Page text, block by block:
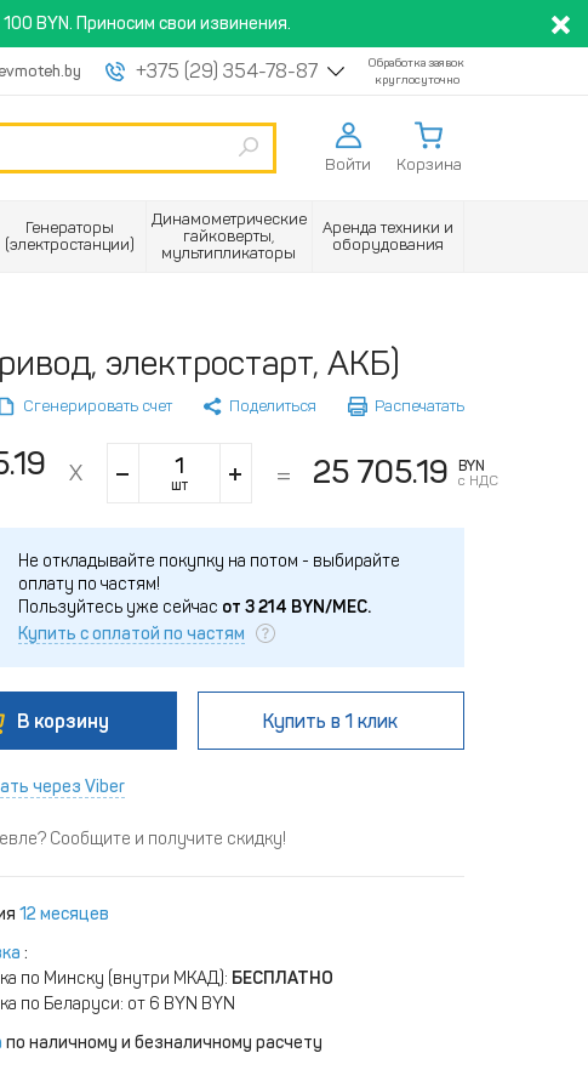
BYN. Приносим свои извинения.
+375 (29) 354-78-87
Обработка заявок
круглосуточно
Войти Корзина
Генераторы
(электростанции)
Динамометрические
гайковерты,
мультипликаторы
Аренда техники и
оборудования
электростарт, АКБ)
Сгенерировать счет Поделиться Распечатать
шт 25 705.19
BYN
с НДС
Не откладывайте покупку на потом - выбирайте
оплату по частям!
Пользуйтесь уже сейчас от 3 214 BYN/МЕС.
Купить с оплатой по частям
В корзину Купить в 1 клик
через Viber
Сообщите и получите скидку!
12 месяцев
:
по Минску (внутри МКАД): БЕСПЛАТНО
по Беларуси: от 6 BYN BYN
по наличному и безналичному расчету